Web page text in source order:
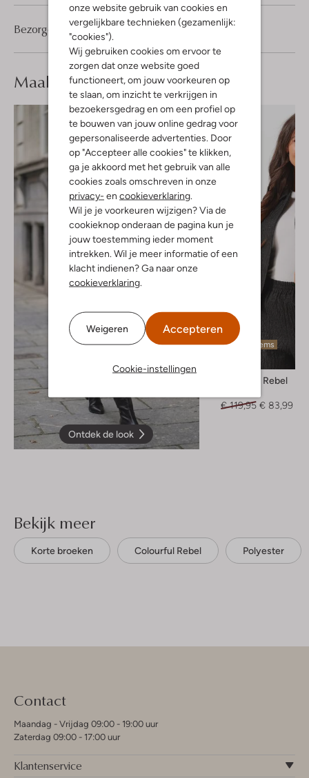
onze website gebruik van cookies en
vergelijkbare technieken (gezamenlijk:
"cookies").
Wij gebruiken cookies om ervoor te
zorgen dat onze website goed
functioneert, om jouw voorkeuren op
te slaan, om inzicht te verkrijgen in
bezoekersgedrag en om een profiel op
te bouwen van jouw online gedrag voor
gepersonaliseerde advertenties. Door
op "Accepteer alle cookies" te klikken,
ga je akkoord met het gebruik van alle
cookies zoals omschreven in onze
privacy- en cookieverklaring.
Wil je je voorkeuren wijzigen? Via de
cookieknop onderaan de pagina kun je
jouw toestemming ieder moment
intrekken. Wil je meer informatie of een
klacht indienen? Ga naar onze
cookieverklaring.
Weigeren Accepteren
Cookie-instellingen
Bezorgen & retourneren
Maak jelook compleet
Ontdek de look
Laatste items
Colourful Rebel
€ 119,95 € 83,99
Bekijk meer
Korte broeken Colourful Rebel Polyester
Contact
Maandag - Vrijdag 09:00 - 19:00 uur
Zaterdag 09:00 - 17:00 uur
Klantenservice